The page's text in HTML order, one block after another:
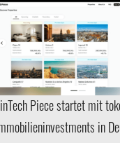
Piece startet mit
in